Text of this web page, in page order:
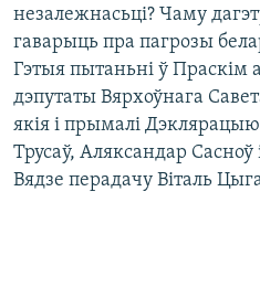
незалежнасьці? Чаму
гаварыць пра пагрозы
Гэтыя пытаньні ў Праскім
дэпутаты Вярхоўнага
якія і прымалі Дэклярацыю
Трусаў, Аляксандар
Вядзе перадачу Віталь